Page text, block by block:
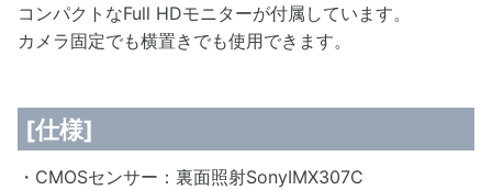
コンパクトなFull HDモニターが付属しています。
カメラ固定でも横置きでも使用できます。
[仕様]
・CMOSセンサー：裏面照射SonyIMX307C